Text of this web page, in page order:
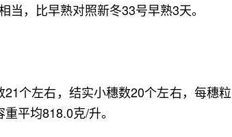
，比早熟对照新冬33号早熟3天。
个左右，结实小穗数20个左右，每穗粒
平均818.0克/升。